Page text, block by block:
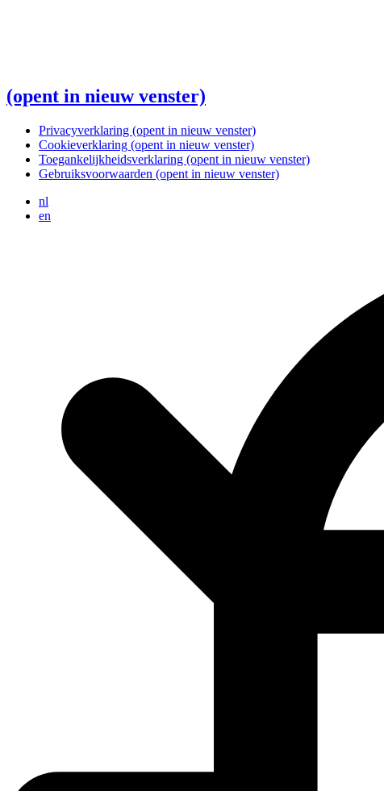
(opent in nieuw venster)
Privacyverklaring (opent in nieuw venster)
Cookieverklaring (opent in nieuw venster)
Toegankelijkheidsverklaring (opent in nieuw venster)
Gebruiksvoorwaarden (opent in nieuw venster)
nl
en